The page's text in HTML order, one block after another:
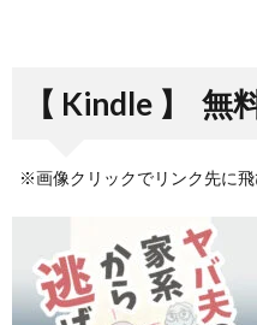
【 Kindle 】 無
※画像クリックでリンク先に飛